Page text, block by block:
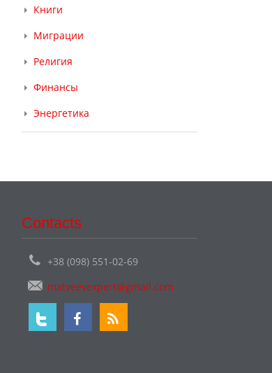
Книги
Миграции
Религия
Финансы
Энергетика
Contacts
+38 (098) 551-02-69
matveevexpert@gmail.com